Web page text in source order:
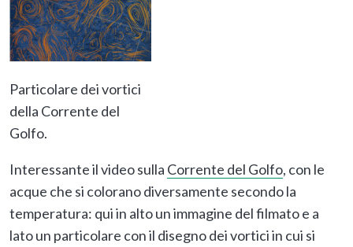
Particolare dei vortici
della Corrente del
Golfo.
Interessante il video sulla Corrente del Golfo, con le
acque che si colorano diversamente secondo la
temperatura: qui in alto un immagine del filmato e a
lato un particolare con il disegno dei vortici in cui si